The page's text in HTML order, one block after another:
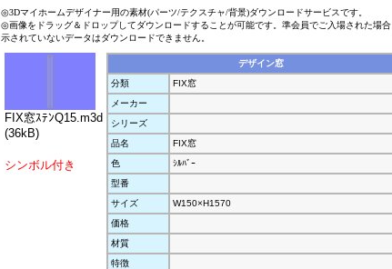
◎3Dマイホームデザイナー用の素材(パーツ/テクスチャ/背景)ダウンロードサービスです。
◎画像をドラッグ＆ドロップしてダウンロードすることが可能です。準会員でご入場された場
示されていないデータはダウンロードできません。
FIX窓ｽﾃﾝQ15.m3d
(36kB)
シンボル付き
デザイン窓
分類
FIX窓
メーカー
シリーズ
品名
FIX窓
色
ｼﾙﾊﾞｰ
型番
サイズ
W150×H1570
価格
材質
特徴